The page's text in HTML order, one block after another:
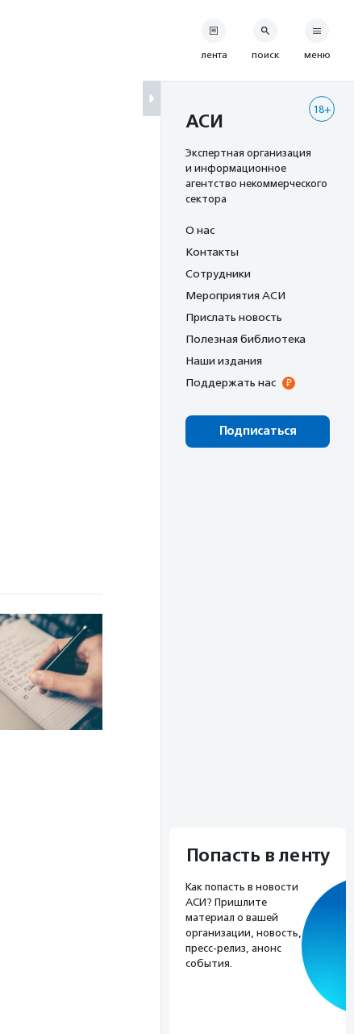
лента поиск меню
18+
АСИ
Экспертная организация
и информационное
агентство некоммерческого
сектора
О нас
Контакты
Сотрудники
Мероприятия АСИ
Прислать новость
Полезная библиотека
Наши издания
Поддержать нас
Подписаться
Попасть в ленту
Как попасть в новости
АСИ? Пришлите
материал о вашей
организации, новость,
пресс-релиз, анонс
события.